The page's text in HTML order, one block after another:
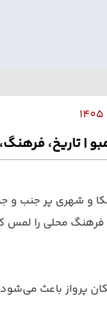
| تاریخ،
و شهری پر جنب و
محلی را لمس
پرواز باعث